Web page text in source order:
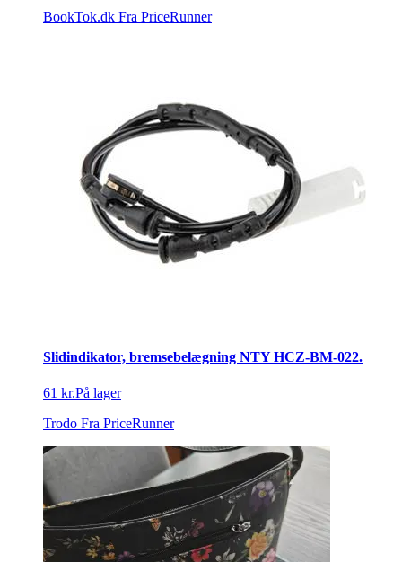
BookTok.dk Fra PriceRunner
Slidindikator, bremsebelægning NTY HCZ-BM-022.
61 kr.På lager
Trodo Fra PriceRunner